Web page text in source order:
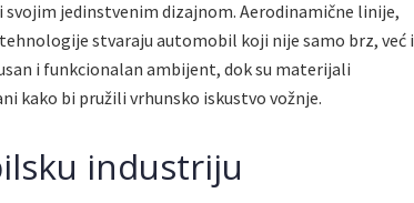
jedinstvenim dizajnom. Aerodinamične linije,
stvaraju automobil koji nije samo brz, već i
i funkcionalan ambijent, dok su materijali
kako bi pružili vrhunsko iskustvo vožnje.
industriju